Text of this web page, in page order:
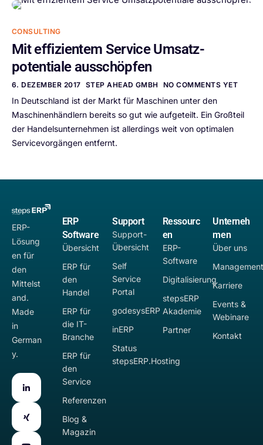
CONSULTING
Mit effizientem Service Umsatz­
potentiale ausschöpfen
6. DEZEMBER 2017 STEP AHEAD GMBH NO COMMENTS YET
In Deutschland ist der Markt für Maschinen unter den
Maschinenhändlern bereits so gut wie aufgeteilt. Ein Großteil
der Handelsunternehmen ist allerdings weit von optimalen
Servicevorgängen entfernt.
ERP-
Lösung
en für
den
Mittelst
and.
Made
in
German
y.
ERP
Software
Übersicht
ERP für
den
Handel
ERP für
die IT-
Branche
ERP für
den
Service
Referenzen
Blog &
Magazin
Support
Support-
Übersicht
Self
Service
Portal
godesysERP
inERP
Status
stepsERP.Hosting
Ressourc
en
ERP-
Software
Digitalisierung
stepsERP
Akademie
Partner
Unterneh
men
Über uns
Karriere
Events &
Webinare
Kontakt